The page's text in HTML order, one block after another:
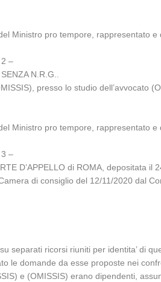
Ministro pro tempore, rappresentato
–
N.R.G..
presso lo studio dell’avvocato
Ministro pro tempore, rappresentato
–
D’APPELLO di ROMA, depositata il
di consiglio del 12/11/2020 dal
separati ricorsi riuniti per identita’ di
le domande da esse proposte nei
e (OMISSIS) erano dipendenti,